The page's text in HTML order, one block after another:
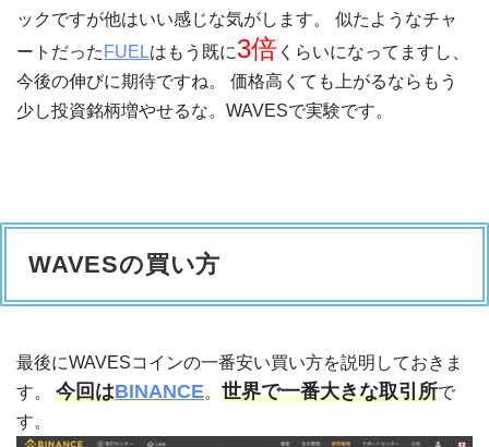
ックですが他はいい感じな気がします。 似たようなチャ
ートだった FUELはもう既に3倍 くらいになってますし、
今後の伸びに期待ですね。 価格高くても上がるならもう
少し投資銘柄増やせるな。WAVESで実験です。
WAVESの買い方
最後にWAVESコインの一番安い買い方を説明しておきま
す。 今回はBINANCE。 世界で一番大きな取引所で
す。